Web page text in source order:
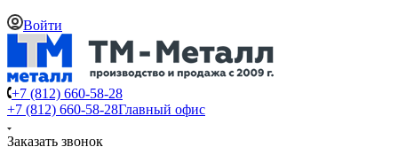
Войти
+7 (812) 660-58-28
+7 (812) 660-58-28Главный офис
Заказать звонок